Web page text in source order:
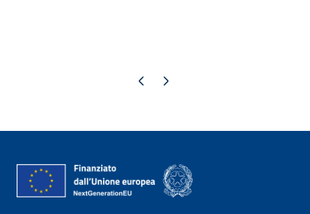
Pagina precedente
Pagina successiva